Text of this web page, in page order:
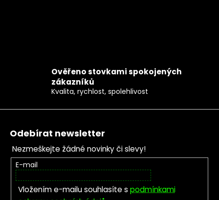
Ověřeno stovkami spokojených
zákazníků
Kvalita, rychlost, spolehlivost
Zápatí
Odebírat newsletter
Nezmeškejte žádné novinky či slevy!
E-mail
Vložením e-mailu souhlasíte s podmínkami